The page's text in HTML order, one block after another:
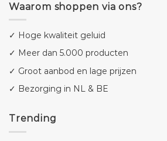
Waarom shoppen via ons?
✓ Hoge kwaliteit geluid
✓ Meer dan 5.000 producten
✓ Groot aanbod en lage prijzen
✓ Bezorging in NL & BE
Trending